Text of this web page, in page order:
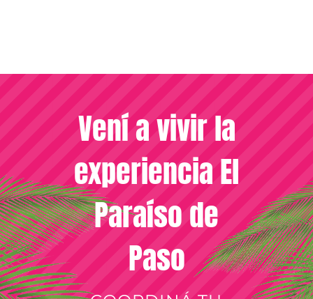
Vení a vivir la
experiencia El
Paraíso de
Paso